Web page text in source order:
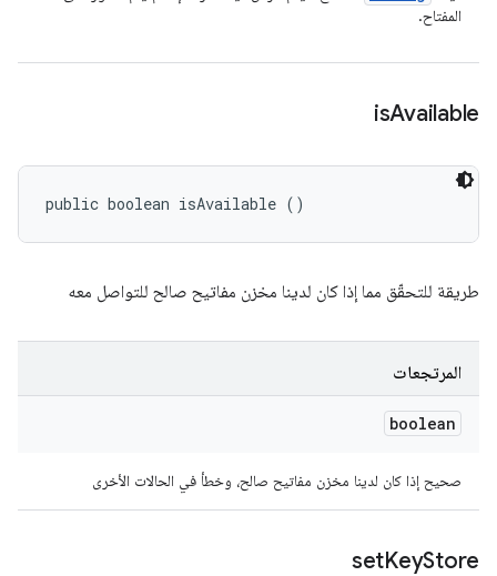
المفتاح.
isAvailable
public boolean isAvailable ()
طريقة للتحقّق مما إذا كان لدينا مخزن مفاتيح صالح للتواصل معه
المرتجعات
boolean
صحيح إذا كان لدينا مخزن مفاتيح صالح، وخطأ في الحالات الأخرى
setKeyStore